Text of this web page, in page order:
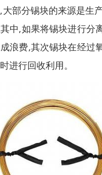
部分锡块的来源是生
中,如果将锡块进行分
浪费,其次锡块在经过
进行回收利用。